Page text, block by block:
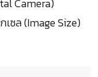
Camera)
ซล (Image Size)